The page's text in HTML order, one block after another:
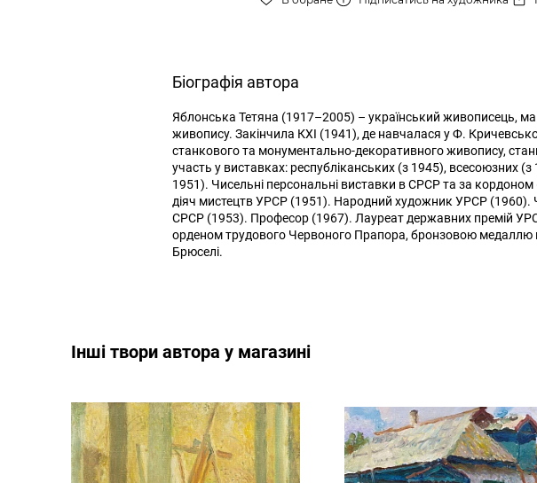
Біографія автора
Яблонська Тетяна (1917–2005) – український живописець,
живопису. Закінчила КХІ (1941), де навчалася у Ф.
станкового та монументально-декоративного живопису,
участь у виставках: республіканських (з 1945), всесоюзних (з
1951). Чисельні персональні виставки в СРСР та за
діяч мистецтв УРСР (1951). Народний художник УРСР (1960).
СРСР (1953). Професор (1967). Лауреат державних премій
орденом трудового Червоного Прапора, бронзовою медаллю
Брюселі.
Інші твори автора у магазині